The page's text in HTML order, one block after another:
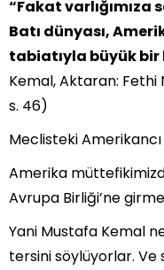
“Fakat
Batı dünyası,
tabiatıyla büyük
Kemal, Aktaran: Fethi
s. 46)
Meclisteki
Amerika
Avrupa Birliği’ne
Yani Mustafa Kemal
tersini söylüyorlar. Ve